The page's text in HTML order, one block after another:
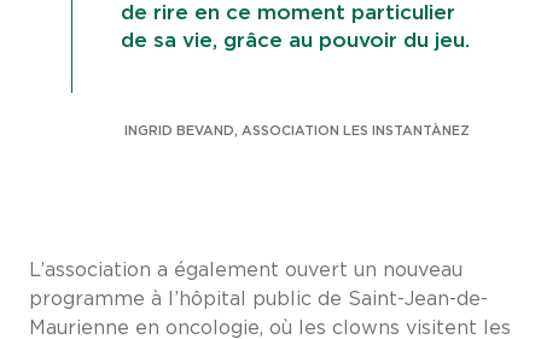
de rire en ce moment particulier
de sa vie, grâce au pouvoir du jeu.
INGRID BEVAND, ASSOCIATION LES INSTANTÀNEZ
L’association a également ouvert un nouveau
programme à l’hôpital public de Saint-Jean-de-
Maurienne en oncologie, où les clowns visitent les